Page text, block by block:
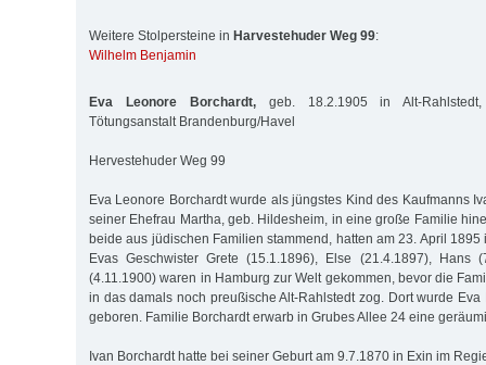
Weitere Stolpersteine in Harvestehuder Weg 99:
Wilhelm Benjamin
Eva Leonore Borchardt,geb. 18.2.1905 in Alt-Rahlstedt,
Tötungsanstalt Brandenburg/Havel
Hervestehuder Weg 99
Eva Leonore Borchardt wurde als jüngstes Kind des Kaufmanns
seiner Ehefrau Martha, geb. Hildesheim, in eine große Familie
beide aus jüdischen Familien stammend, hatten am 23. April
Evas Geschwister Grete (15.1.1896), Else (21.4.1897), Hans
(4.11.1900) waren in Hamburg zur Welt gekommen, bevor die
in das damals noch preußische Alt-Rahlstedt zog. Dort wurde
geboren. Familie Borchardt erwarb in Grubes Allee 24 eine
Ivan Borchardt hatte bei seiner Geburt am 9.7.1870 in Exin im